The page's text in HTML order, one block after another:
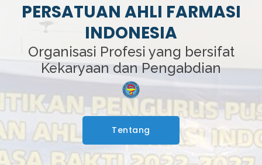
PERSATUAN AHLI FARMASI
INDONESIA
Organisasi Profesi yang bersifat
Kekaryaan dan Pengabdian
Tentang